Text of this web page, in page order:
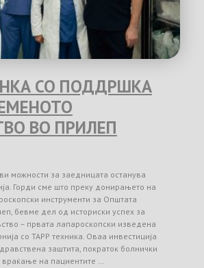
СО ПОДДРШКА
ВО ПРИЛЕП
можности за заедницата останува
Горди сме што преку донирањето на
инструменти за Општата
бевме дел од историски успех за
– првата лапароскопски изведена
со TAPP техника. Оваа инвестиција
заштита, пократок болнички
враќање на пациентите …